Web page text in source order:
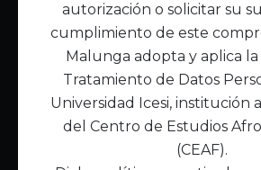
Política de Tratamiento de Datos
autorización o solicitar su
cumplimiento de este
Malunga adopta y aplica
Tratamiento de Datos
Universidad Icesi, institución
del Centro de Estudios
(CEAF).